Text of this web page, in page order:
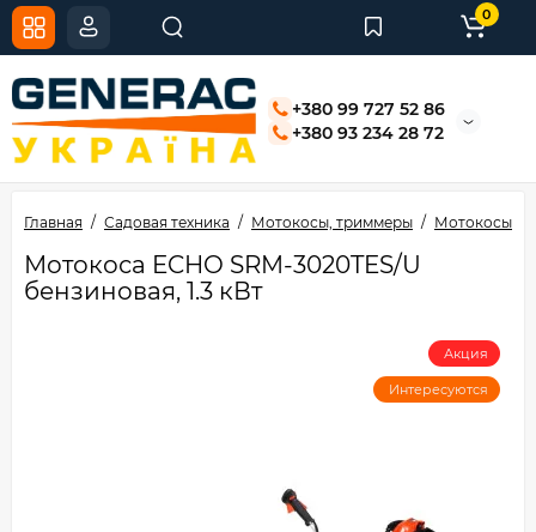
+380 99 727 52 86
+380 93 234 28 72
0
Главная Садовая техника Мотокосы, триммеры Мотокосы
Мотокоса ECHO SRM-3020TES/U
бензиновая, 1.3 кВт
Акция
Интересуются